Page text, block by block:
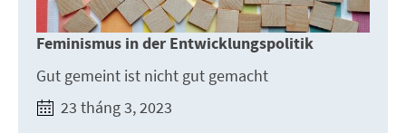
Feminismus in der Entwicklungspolitik
Gut gemeint ist nicht gut gemacht
23 tháng 3, 2023